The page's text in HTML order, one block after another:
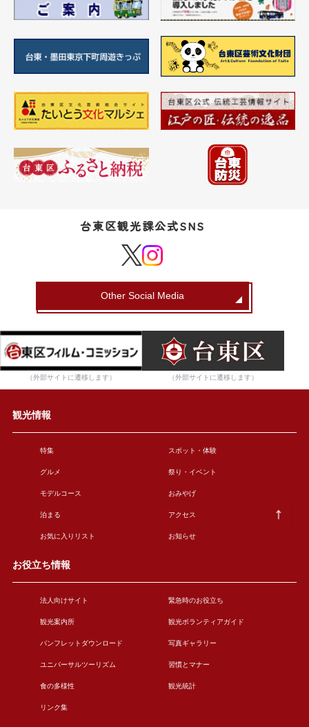
台東区観光課公式SNS
Other Social Media
（外部サイトに遷移します） （外部サイトに遷移します）
観光情報
特集 スポット・体験
グルメ 祭り・イベント
モデルコース おみやげ
泊まる アクセス
お気に入りリスト お知らせ
お役立ち情報
法人向けサイト 緊急時のお役立ち
観光案内所 観光ボランティアガイド
パンフレットダウンロード 写真ギャラリー
ユニバーサルツーリズム 習慣とマナー
食の多様性 観光統計
リンク集